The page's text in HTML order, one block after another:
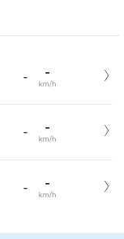
- -
km/h
- -
km/h
- -
km/h